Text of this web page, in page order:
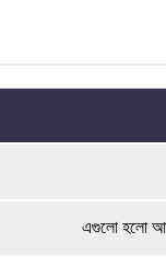
এগুলো হলো